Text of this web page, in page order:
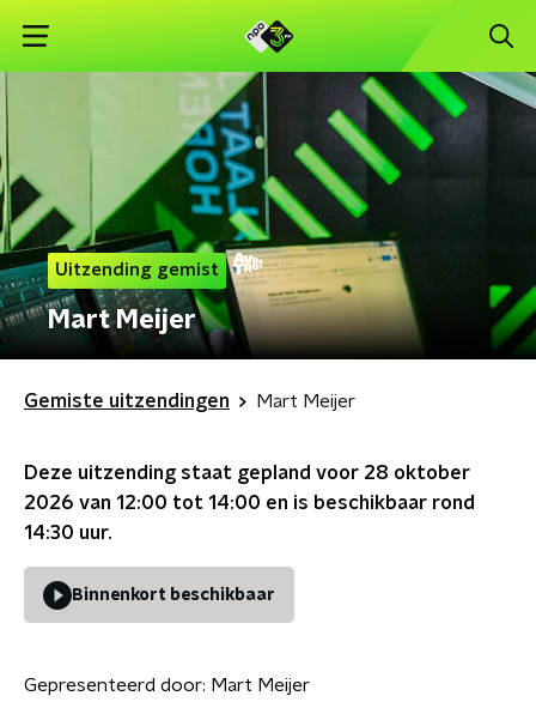
Uitzending gemist
Mart Meijer
Gemiste uitzendingen Mart Meijer
Deze uitzending staat gepland voor 28 oktober
2026 van 12:00 tot 14:00 en is beschikbaar rond
14:30 uur.
Binnenkort beschikbaar
Gepresenteerd door: Mart Meijer